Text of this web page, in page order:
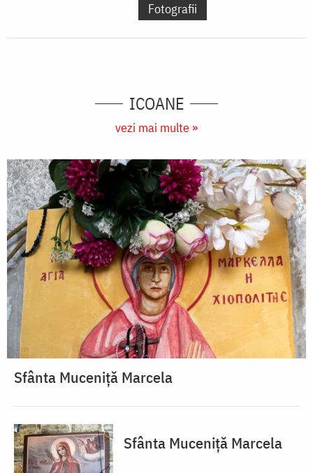
Fotografii
ICOANE
vezi mai multe »
Sfânta Muceniță Marcela
Sfânta Muceniță Marcela